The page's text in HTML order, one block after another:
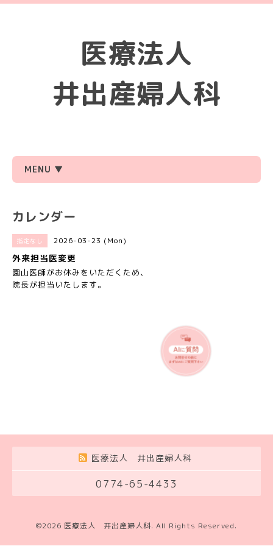
医療法人
井出産婦人科
MENU ▼
カレンダー
指定なし 2026-03-23 (Mon)
外来担当医変更
園山医師がお休みをいただくため、
院長が担当いたします。
医療法人 井出産婦人科
0774-65-4433
©2026 医療法人 井出産婦人科. All Rights Reserved.